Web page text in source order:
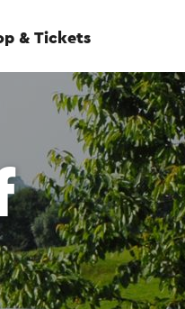
& Tickets